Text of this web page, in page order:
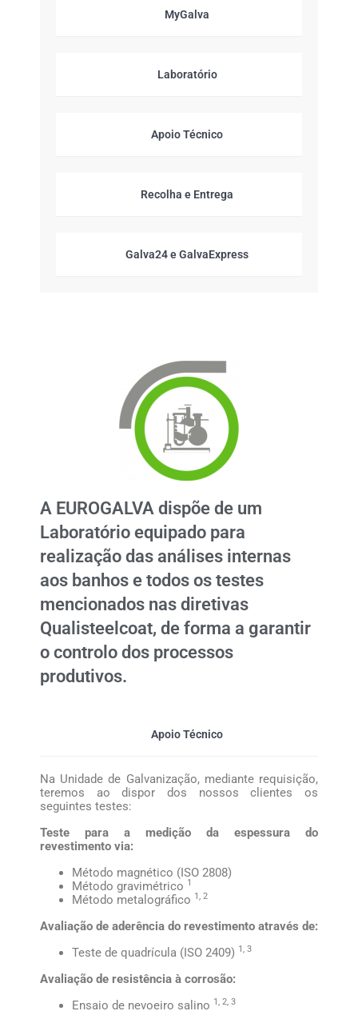
MyGalva
Laboratório
Apoio Técnico
Recolha e Entrega
Galva24 e GalvaExpress
A EUROGALVA dispõe de um
Laboratório equipado para
realização das análises internas
aos banhos e todos os testes
mencionados nas diretivas
Qualisteelcoat, de forma a garantir
o controlo dos processos
produtivos.
Apoio Técnico
Na Unidade de Galvanização, mediante requisição,
teremos ao dispor dos nossos clientes os
seguintes testes:
Teste para a medição da espessura do
revestimento via:
Método magnético (ISO 2808)
Método gravimétrico 1
Método metalográfico 1, 2
Avaliação de aderência do revestimento através de:
Teste de quadrícula (ISO 2409) 1, 3
Avaliação de resistência à corrosão:
Ensaio de nevoeiro salino 1, 2, 3